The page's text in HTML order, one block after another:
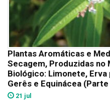
Plantas Aromáticas e
Secagem, Produzidas no
Biológico: Limonete,
Gerês e Equinácea
21 jul